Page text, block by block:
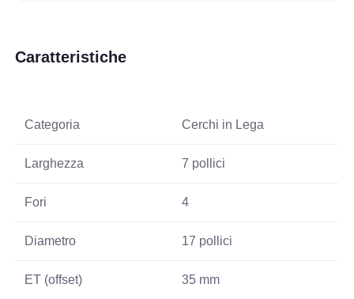
Caratteristiche
Categoria Cerchi in Lega
Larghezza 7 pollici
Fori 4
Diametro 17 pollici
ET (offset) 35 mm